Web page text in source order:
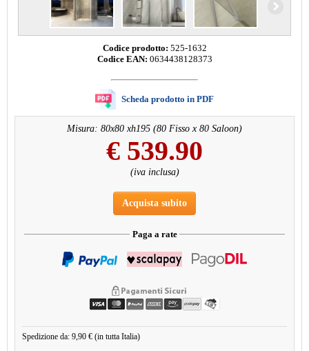
Codice prodotto: 525-1632
Codice EAN: 0634438128373
Scheda prodotto in PDF
Misura: 80x80 xh195 (80 Fisso x 80 Saloon)
€ 539.90
(iva inclusa)
Acquista subito
Paga a rate
Spedizione da: 9,90 € (in tutta Italia)